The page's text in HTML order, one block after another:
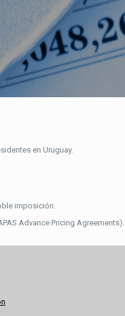
en Uruguay.
imposición.
Advance Pricing Agreements).